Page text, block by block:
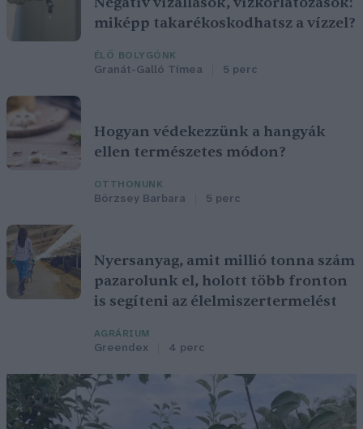
miképp takarékoskodhatsz a vízzel?
ÉLŐ BOLYGÓNK
Granát-Galló Tímea 5 perc
Hogyan védekezzünk a hangyák
ellen természetes módon?
OTTHONUNK
Börzsey Barbara 5 perc
Nyersanyag, amit millió tonna szám
pazarolunk el, holott több fronton
is segíteni az élelmiszertermelést
AGRÁRIUM
Greendex 4 perc